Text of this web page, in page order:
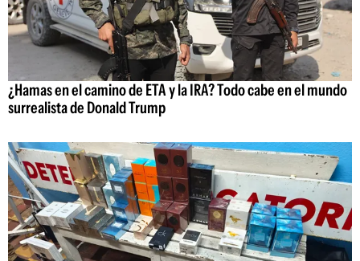
¿Hamas en el camino de ETA y la IRA? Todo cabe en el mundo
surrealista de Donald Trump